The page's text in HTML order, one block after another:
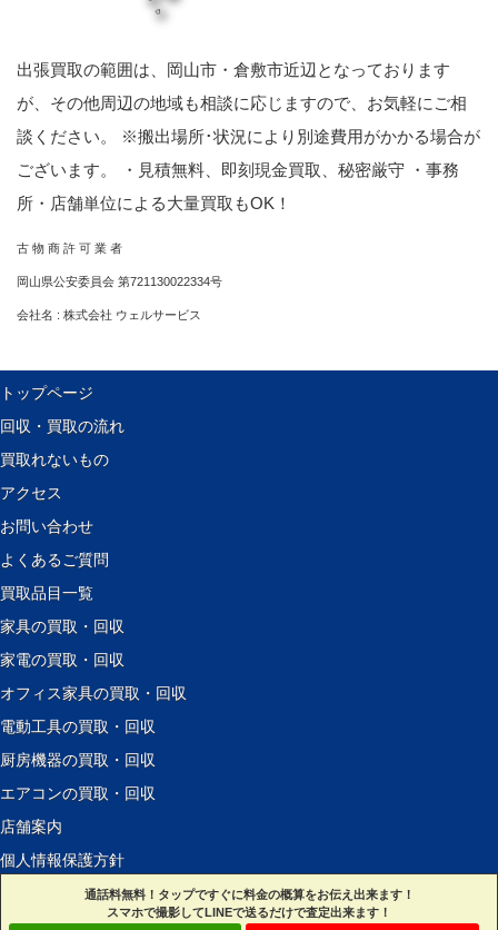
出張買取の範囲は、岡山市・倉敷市近辺となっております
が、その他周辺の地域も相談に応じますので、お気軽にご相
談ください。 ※搬出場所･状況により別途費用がかかる場合が
ございます。 ・見積無料、即刻現金買取、秘密厳守 ・事務
所・店舗単位による大量買取もOK！
古 物 商 許 可 業 者
岡山県公安委員会 第721130022334号
会社名 : 株式会社 ウェルサービス
トップページ
回収・買取の流れ
買取れないもの
アクセス
お問い合わせ
よくあるご質問
買取品目一覧
家具の買取・回収
家電の買取・回収
オフィス家具の買取・回収
電動工具の買取・回収
厨房機器の買取・回収
エアコンの買取・回収
店舗案内
個人情報保護方針
サイトマップ通話料無料！タップですぐに料金の概算をお伝え出来ます！
スマホで撮影してLINEで送るだけで査定出来ます！